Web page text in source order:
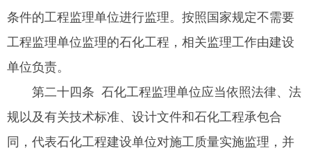
条件的工程监理单位进行监理。按照国家规定不需要
工程监理单位监理的石化工程，相关监理工作由建设
单位负责。
第二十四条 石化工程监理单位应当依照法律、法
规以及有关技术标准、设计文件和石化工程承包合
同，代表石化工程建设单位对施工质量实施监理，并